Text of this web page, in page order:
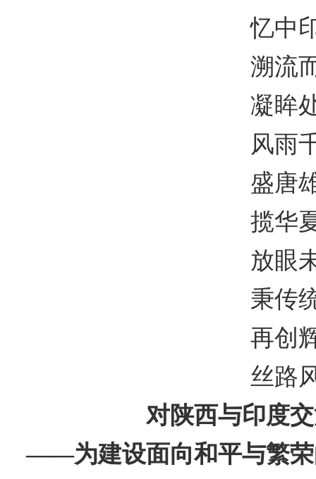
忆中印友
溯流而
凝眸
风雨千年大
盛唐雄风
揽华夏天
放眼未
秉传
再创辉煌看
丝路风光
对陕西与印度
——为建设面向和平与繁荣